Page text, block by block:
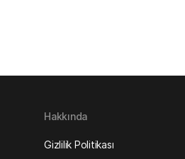
Hakkında
Gizlilik Politikası